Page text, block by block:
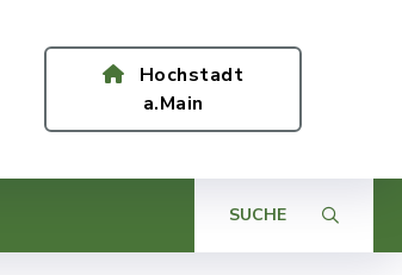
Hochstadt
a.Main
SUCHE